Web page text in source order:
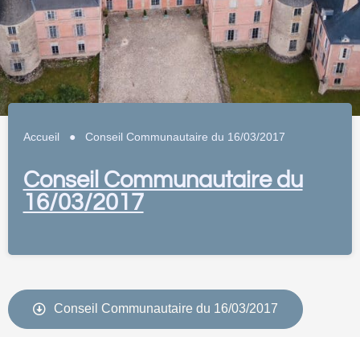
Accueil ● Conseil Communautaire du 16/03/2017
Conseil Communautaire du
16/03/2017
Conseil Communautaire du 16/03/2017